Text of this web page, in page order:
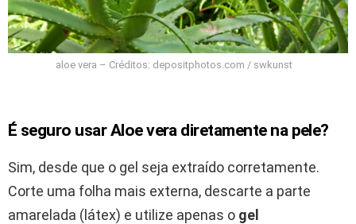
aloe vera – Créditos: depositphotos.com / swkunst
É seguro usar Aloe vera diretamente na pele?
Sim, desde que o gel seja extraído corretamente.
Corte uma folha mais externa, descarte a parte
amarelada (látex) e utilize apenas o gel